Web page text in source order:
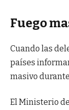
Fuego
Cuando las
países
masivo
El Ministerio